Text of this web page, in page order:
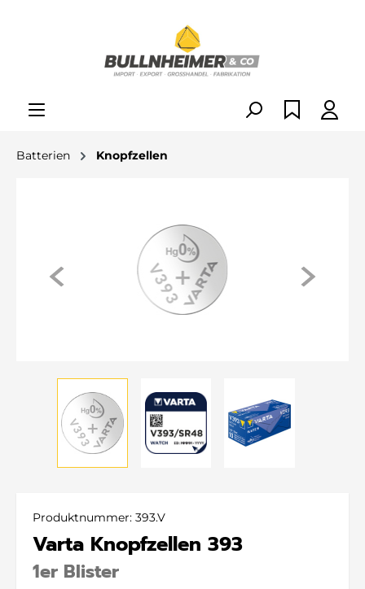
Batterien Knopfzellen
Produktnummer: 393.V
Varta Knopfzellen 393
1er Blister